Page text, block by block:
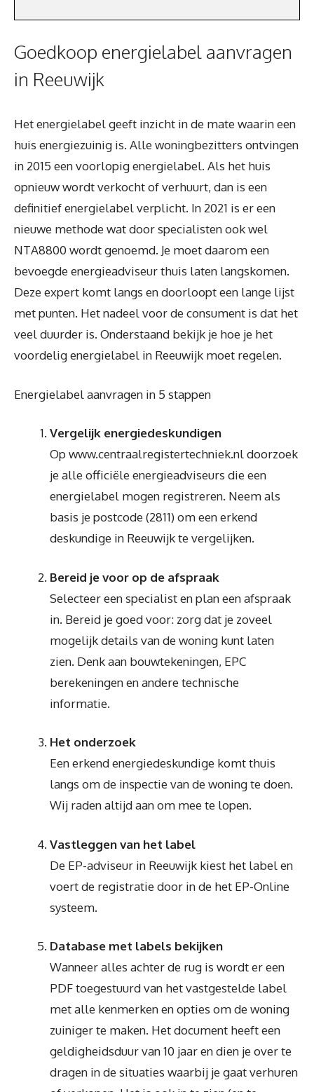
Goedkoop energielabel aanvragen
in Reeuwijk
Het energielabel geeft inzicht in de mate waarin een
huis energiezuinig is. Alle woningbezitters ontvingen
in 2015 een voorlopig energielabel. Als het huis
opnieuw wordt verkocht of verhuurt, dan is een
definitief energielabel verplicht. In 2021 is er een
nieuwe methode wat door specialisten ook wel
NTA8800 wordt genoemd. Je moet daarom een
bevoegde energieadviseur thuis laten langskomen.
Deze expert komt langs en doorloopt een lange lijst
met punten. Het nadeel voor de consument is dat het
veel duurder is. Onderstaand bekijk je hoe je het
voordelig energielabel in Reeuwijk moet regelen.
Energielabel aanvragen in 5 stappen
Vergelijk energiedeskundigen
Op www.centraalregistertechniek.nl doorzoek
je alle officiële energieadviseurs die een
energielabel mogen registreren. Neem als
basis je postcode (2811) om een erkend
deskundige in Reeuwijk te vergelijken.
Bereid je voor op de afspraak
Selecteer een specialist en plan een afspraak
in. Bereid je goed voor: zorg dat je zoveel
mogelijk details van de woning kunt laten
zien. Denk aan bouwtekeningen, EPC
berekeningen en andere technische
informatie.
Het onderzoek
Een erkend energiedeskundige komt thuis
langs om de inspectie van de woning te doen.
Wij raden altijd aan om mee te lopen.
Vastleggen van het label
De EP-adviseur in Reeuwijk kiest het label en
voert de registratie door in de het EP-Online
systeem.
Database met labels bekijken
Wanneer alles achter de rug is wordt er een
PDF toegestuurd van het vastgestelde label
met alle kenmerken en opties om de woning
zuiniger te maken. Het document heeft een
geldigheidsduur van 10 jaar en dien je over te
dragen in de situaties waarbij je gaat verhuren